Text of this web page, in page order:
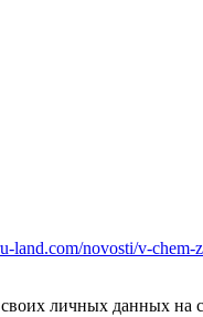
land.com/novosti/v-
личных данных на